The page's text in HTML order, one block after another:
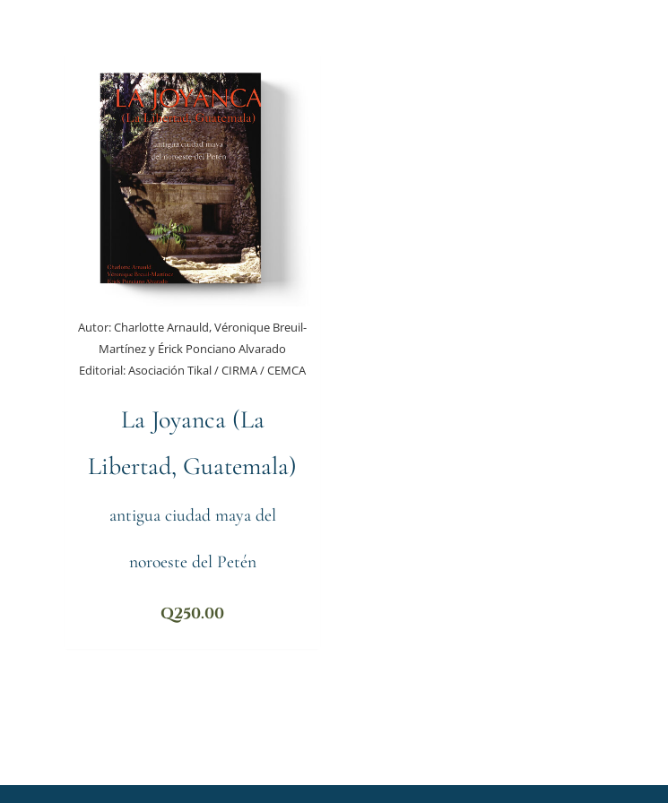
Autor:Charlotte Arnauld, Véronique Breuil-
Martínez y Érick Ponciano Alvarado
Editorial:Asociación Tikal / CIRMA / CEMCA
La Joyanca (La
Libertad, Guatemala)
antigua ciudad maya del
noroeste del Petén
Q250.00